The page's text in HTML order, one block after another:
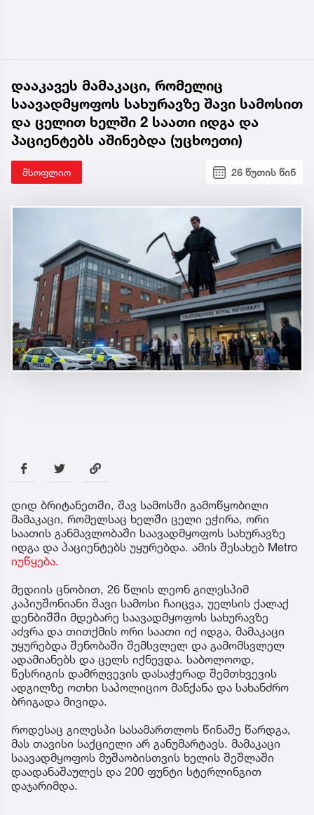
დააკავეს მამაკაცი, რომელიც
საავადმყოფოს სახურავზე შავი სამოსით
და ცელით ხელში 2 საათი იდგა და
პაციენტებს აშინებდა (უცხოეთი)
მსოფლიო 26 წუთის წინ
დიდ ბრიტანეთში, შავ სამოსში გამოწყობილი
მამაკაცი, რომელსაც ხელში ცელი ეჭირა, ორი
საათის განმავლობაში საავადმყოფოს სახურავზე
იდგა და პაციენტებს უყურებდა. ამის შესახებ Metro
იუწყება.
მედიის ცნობით, 26 წლის ლეონ გილესპიმ
კაპიუშონიანი შავი სამოსი ჩაიცვა, უელსის ქალაქ
დენბიშში მდებარე საავადმყოფოს სახურავზე
აძვრა და თითქმის ორი საათი იქ იდგა, მამაკაცი
უყურებდა შენობაში შემსვლელ და გამომსვლელ
ადამიანებს და ცელს იქნევდა. საბოლოოდ,
წესრიგის დამრღვევის დასაჭერად შემთხვევის
ადგილზე ოთხი საპოლიციო მანქანა და სახანძრო
ბრიგადა მივიდა.
როდესაც გილესპი სასამართლოს წინაშე წარდგა,
მას თავისი საქციელი არ განუმარტავს. მამაკაცი
საავადმყოფოს მუშაობისთვის ხელის შეშლაში
დაადანაშაულეს და 200 ფუნტი სტერლინგით
დაჯარიმდა.